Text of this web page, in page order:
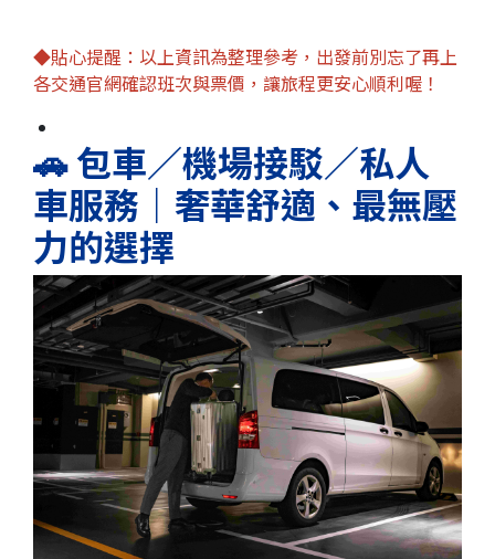
◆貼心提醒：以上資訊為整理參考，出發前別忘了再上
各交通官網確認班次與票價，讓旅程更安心順利喔！
🚗 包車／機場接駁／私人
車服務｜奢華舒適、最無壓
力的選擇